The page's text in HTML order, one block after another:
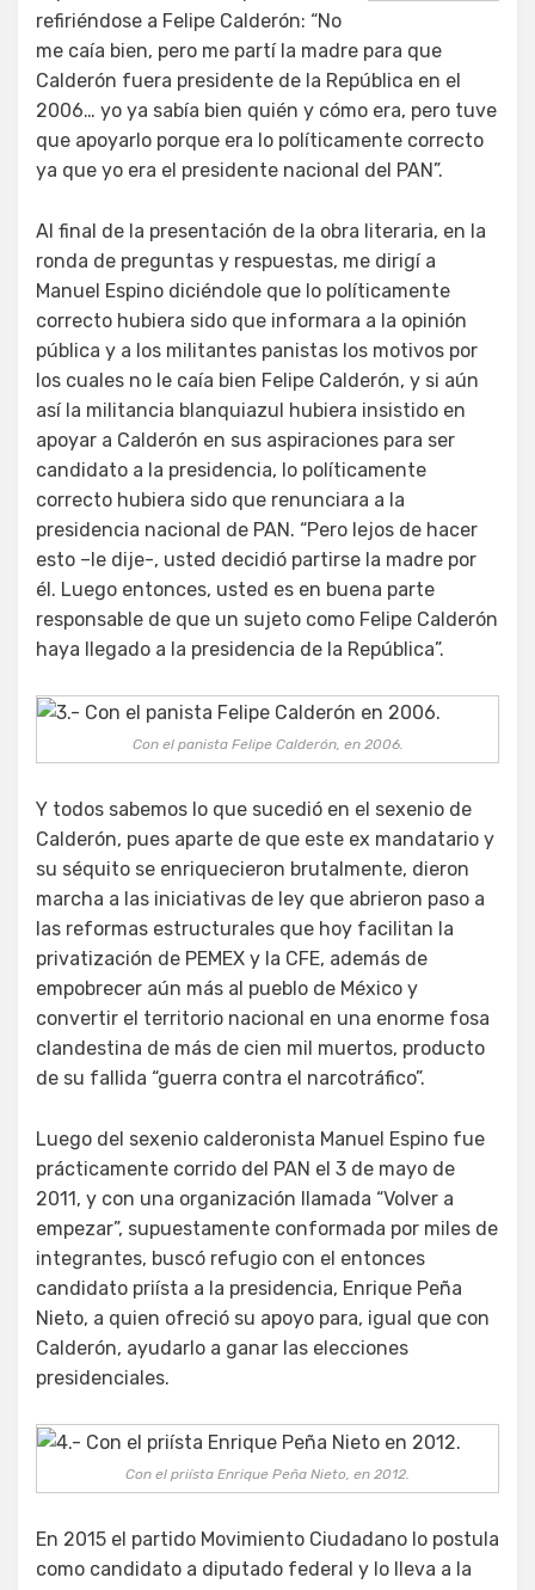
refiriéndose a Felipe Calderón: “No
me caía bien, pero me partí la madre para que
Calderón fuera presidente de la República en el
2006… yo ya sabía bien quién y cómo era, pero tuve
que apoyarlo porque era lo políticamente correcto
ya que yo era el presidente nacional del PAN”.
Al final de la presentación de la obra literaria, en la
ronda de preguntas y respuestas, me dirigí a
Manuel Espino diciéndole que lo políticamente
correcto hubiera sido que informara a la opinión
pública y a los militantes panistas los motivos por
los cuales no le caía bien Felipe Calderón, y si aún
así la militancia blanquiazul hubiera insistido en
apoyar a Calderón en sus aspiraciones para ser
candidato a la presidencia, lo políticamente
correcto hubiera sido que renunciara a la
presidencia nacional de PAN. “Pero lejos de hacer
esto –le dije-, usted decidió partirse la madre por
él. Luego entonces, usted es en buena parte
responsable de que un sujeto como Felipe Calderón
haya llegado a la presidencia de la República”.
Con el panista Felipe Calderón, en 2006.
Y todos sabemos lo que sucedió en el sexenio de
Calderón, pues aparte de que este ex mandatario y
su séquito se enriquecieron brutalmente, dieron
marcha a las iniciativas de ley que abrieron paso a
las reformas estructurales que hoy facilitan la
privatización de PEMEX y la CFE, además de
empobrecer aún más al pueblo de México y
convertir el territorio nacional en una enorme fosa
clandestina de más de cien mil muertos, producto
de su fallida “guerra contra el narcotráfico”.
Luego del sexenio calderonista Manuel Espino fue
prácticamente corrido del PAN el 3 de mayo de
2011, y con una organización llamada “Volver a
empezar”, supuestamente conformada por miles de
integrantes, buscó refugio con el entonces
candidato priísta a la presidencia, Enrique Peña
Nieto, a quien ofreció su apoyo para, igual que con
Calderón, ayudarlo a ganar las elecciones
presidenciales.
Con el priísta Enrique Peña Nieto, en 2012.
En 2015 el partido Movimiento Ciudadano lo postula
como candidato a diputado federal y lo lleva a la